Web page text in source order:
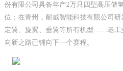
份有限公司具备年产2万只四型高压储
位；在青州，耐威智能科技有限公司
定翼、旋翼、垂翼等所有机型……老工
向新之路已铺向下一个赛程。